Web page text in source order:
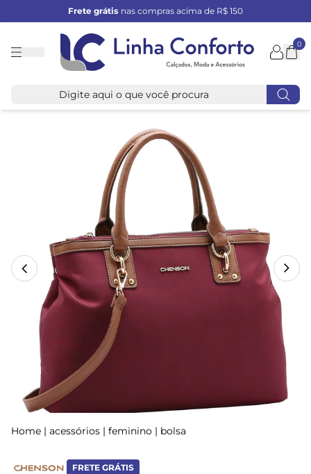
Frete grátis nas compras acima de R$ 150
Linha
0
Home | acessórios | feminino | bolsa
FRETE GRÁTIS